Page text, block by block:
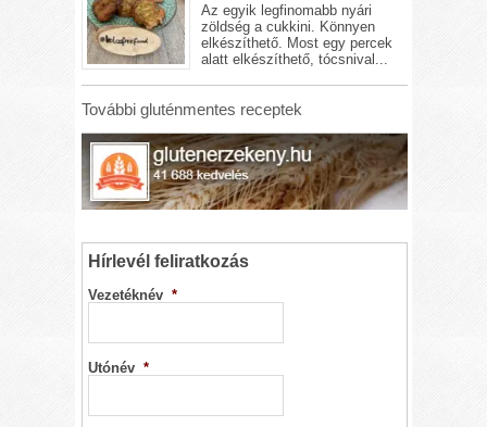
Az egyik legfinomabb nyári
zöldség a cukkini. Könnyen
elkészíthető. Most egy percek
alatt elkészíthető, tócsnival...
További gluténmentes receptek
Hírlevél feliratkozás
Vezetéknév *
Utónév *